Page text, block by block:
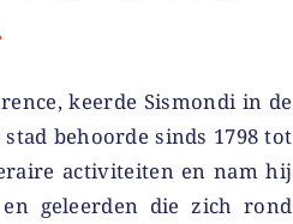
keerde Sismondi in de
behoorde sinds 1798 tot
activiteiten en nam hij
geleerden die zich rond